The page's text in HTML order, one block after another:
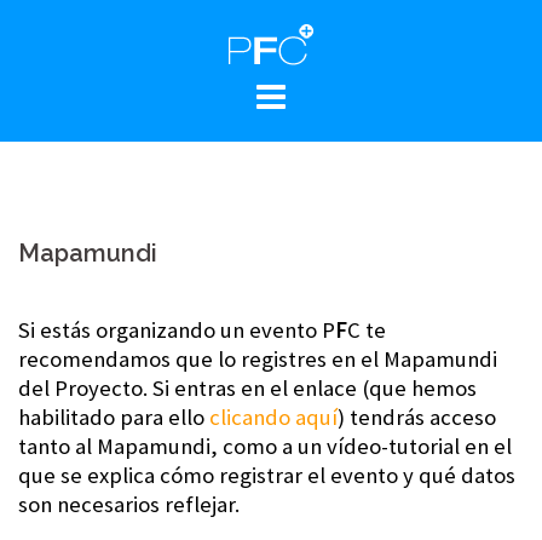
Mapamundi
Si estás organizando un evento PFC te
recomendamos que lo registres en el Mapamundi
del Proyecto. Si entras en el enlace (que hemos
habilitado para ello clicando aquí) tendrás acceso
tanto al Mapamundi, como a un vídeo-tutorial en el
que se explica cómo registrar el evento y qué datos
son necesarios reflejar.